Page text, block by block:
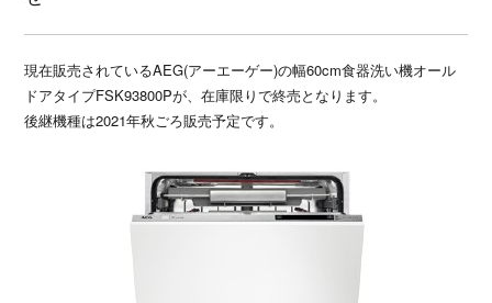
ユーロモビルのカタログや資料をご用意しております
現在販売されているAEG(アーエーゲー)の幅60cm食器洗い機オール
ドアタイプFSK93800Pが、在庫限りで終売となります。
後継機種は2021年秋ごろ販売予定です。